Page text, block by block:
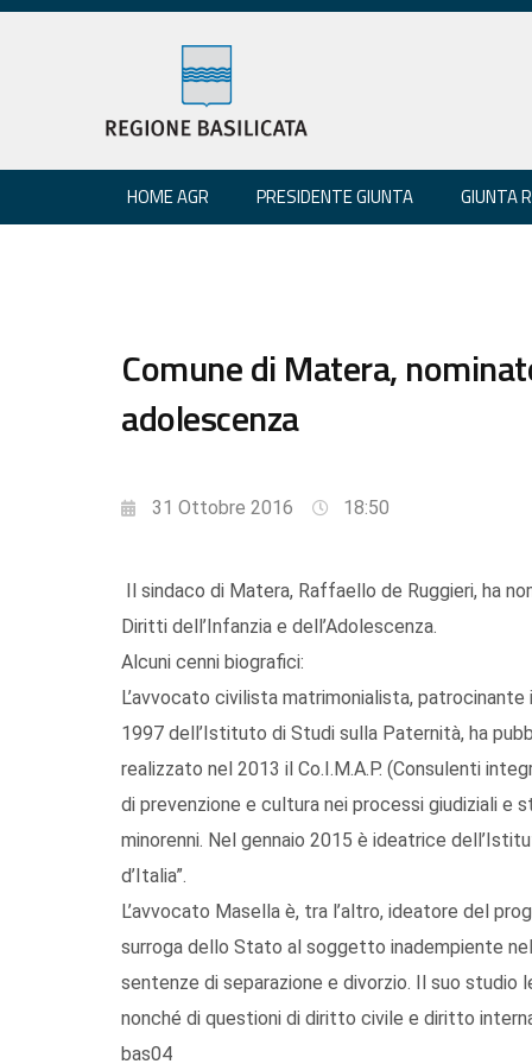
HOME AGR PRESIDENTE GIUNTA GIUNTA
Comune di Matera,
adolescenza
31 Ottobre 2016 18:50
Il sindaco di Matera, Raffaello de Ruggieri, ha
Diritti dell’Infanzia e dell’Adolescenza.
Alcuni cenni biografici:
L’avvocato civilista matrimonialista,
1997 dell’Istituto di Studi sulla Paternità, ha
realizzato nel 2013 il Co.I.M.A.P. (Consulenti
di prevenzione e cultura nei processi giudiziali e
minorenni. Nel gennaio 2015 è ideatrice
d’Italia”.
L’avvocato Masella è, tra l’altro, ideatore del
surroga dello Stato al soggetto inadempiente
sentenze di separazione e divorzio. Il suo
nonché di questioni di diritto civile e diritto
bas04